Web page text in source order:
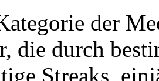
der
die durch
Streaks,